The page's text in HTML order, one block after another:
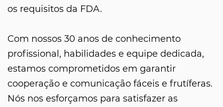
os requisitos da FDA.
Com nossos 30 anos de conhecimento
profissional, habilidades e equipe dedicada,
estamos comprometidos em garantir
cooperação e comunicação fáceis e frutíferas.
Nós nos esforçamos para satisfazer as